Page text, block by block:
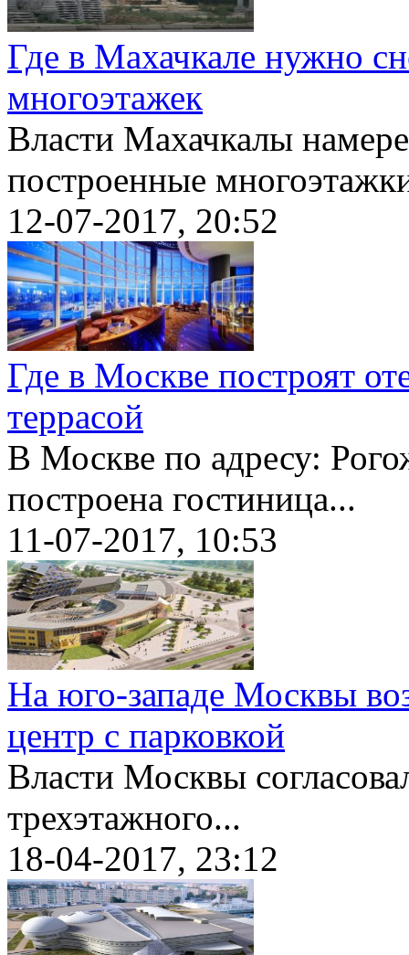
Где в Махачкале нужно
многоэтажек
Власти Махачкалы
построенные
12-07-2017, 20:52
Где в Москве построят
террасой
В Москве по адресу:
построена гостиница...
11-07-2017, 10:53
На юго-западе Москвы
центр с парковкой
Власти Москвы
трехэтажного...
18-04-2017, 23:12